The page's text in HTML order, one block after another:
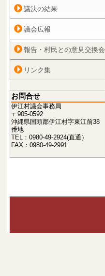
議決の結果
議会広報
報告・村民との意見交換会
リンク集
お問合せ
伊江村議会事務局
〒905-0592
沖縄県国頭郡伊江村字東江前38
番地
TEL：0980-49-2924(直通）
FAX：0980-49-2991